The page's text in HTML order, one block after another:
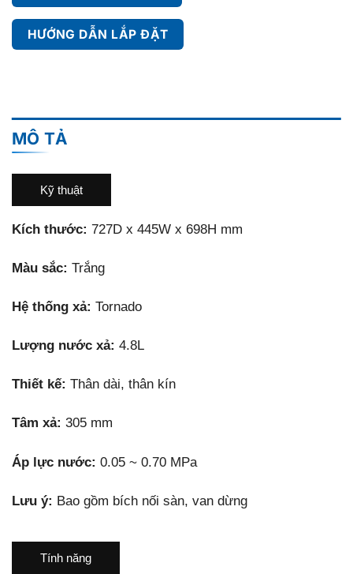
HƯỚNG DẪN LẮP ĐẶT
MÔ TẢ
Kỹ thuật
Kích thước: 727D x 445W x 698H mm
Màu sắc: Trắng
Hệ thống xả: Tornado
Lượng nước xả: 4.8L
Thiết kế: Thân dài, thân kín
Tâm xả: 305 mm
Áp lực nước: 0.05 ~ 0.70 MPa
Lưu ý: Bao gồm bích nối sàn, van dừng
Tính năng